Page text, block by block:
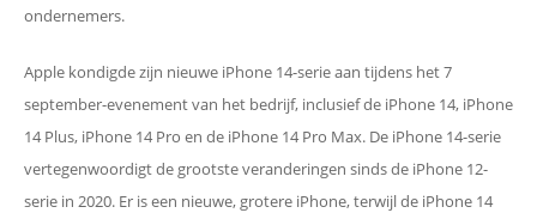
ondernemers.
Apple kondigde zijn nieuwe iPhone 14-serie aan tijdens het 7
september-evenement van het bedrijf, inclusief de iPhone 14, iPhone
14 Plus, iPhone 14 Pro en de iPhone 14 Pro Max. De iPhone 14-serie
vertegenwoordigt de grootste veranderingen sinds de iPhone 12-
serie in 2020. Er is een nieuwe, grotere iPhone, terwijl de iPhone 14